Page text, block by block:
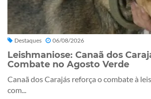
Destaques 06/08/2026
Leishmaniose: Canaã dos
Combate no Agosto Verde
Canaã dos Carajás reforça o combate à
com...